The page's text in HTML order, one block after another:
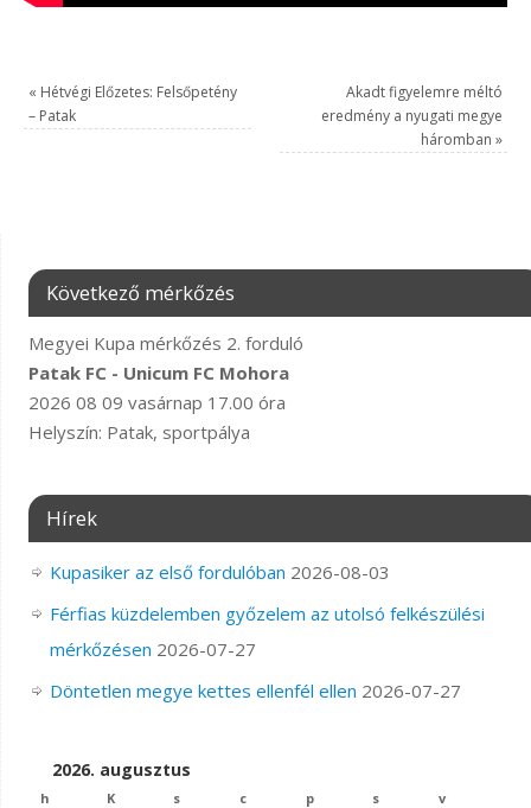
« Hétvégi Előzetes: Felsőpetény
– Patak
Akadt figyelemre méltó
eredmény a nyugati megye
háromban »
Következő mérkőzés
Megyei Kupa mérkőzés 2. forduló
Patak FC - Unicum FC Mohora
2026 08 09 vasárnap 17.00 óra
Helyszín: Patak, sportpálya
Hírek
Kupasiker az első fordulóban 2026-08-03
Férfias küzdelemben győzelem az utolsó felkészülési
mérkőzésen 2026-07-27
Döntetlen megye kettes ellenfél ellen 2026-07-27
2026. augusztus
h K s c p s v